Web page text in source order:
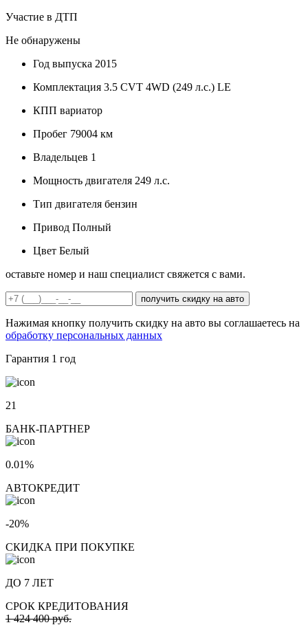
Участие в ДТП
Не обнаружены
Год выпуска 2015
Комплектация 3.5 CVT 4WD (249 л.с.) LE
КПП вариатор
Пробег 79004 км
Владельцев 1
Мощность двигателя 249 л.с.
Тип двигателя бензин
Привод Полный
Цвет Белый
оставьте номер и наш специалист свяжется с вами.
получить скидку на авто
Нажимая кнопку получить скидку на авто вы соглашаетесь на
обработку персональных данных
Гарантия 1 год
21
БАНК-ПАРТНЕР
0.01%
АВТОКРЕДИТ
-20%
СКИДКА ПРИ ПОКУПКЕ
ДО 7 ЛЕТ
СРОК КРЕДИТОВАНИЯ
1 424 400 руб.